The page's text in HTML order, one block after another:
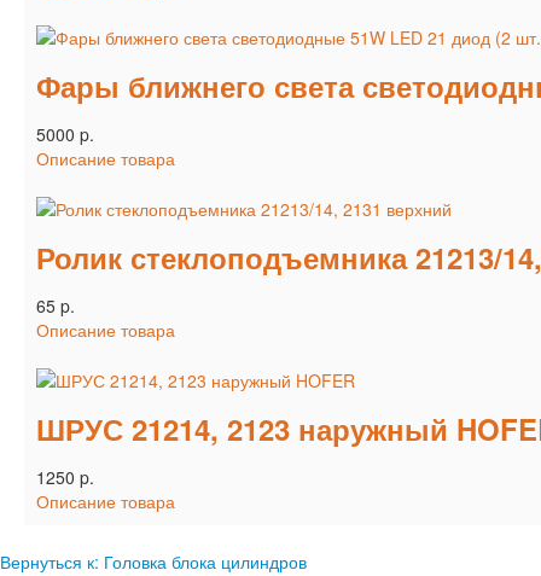
Фары ближнего света
5000 p.
Описание товара
Ролик стеклоподъемника 21213/
65 p.
Описание товара
ШРУС 21214, 2123 наружный
1250 p.
Описание товара
Вернуться к: Головка блока цилиндров